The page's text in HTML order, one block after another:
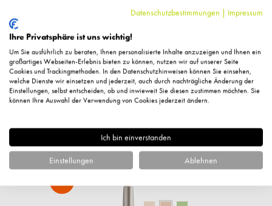
Fragen zum Artikel?
Ähnliche Artikel
Datenschutzbestimmungen | Impressum
Ihre Privatsphäre ist uns wichtig!
Um Sie ausführlich zu beraten, Ihnen personalisierte Inhalte anzuzeigen und Ihnen ein
großartiges Webseiten-Erlebnis bieten zu können, nutzen wir auf unserer Seite
Cookies und Trackingmethoden. In den Datenschutzhinweisen können Sie einsehen,
welche Dienste wir einsetzen und jederzeit, auch durch nachträgliche Änderung der
Einstellungen, selbst entscheiden, ob und inwieweit Sie diesen zustimmen möchten. Sie
können Ihre Auswahl der Verwendung von Cookies jederzeit ändern.
Ich bin einverstanden
Einstellungen Ablehnen